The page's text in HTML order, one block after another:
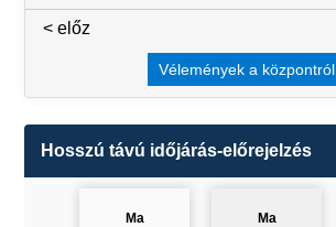
< előz
Vélemények a központról
Hosszú távú időjárás-előrejelzés
Ma
Ma